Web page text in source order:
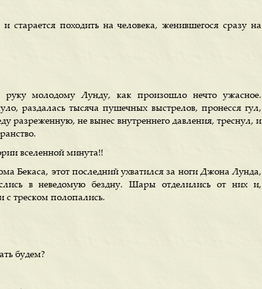
старается походить на человека, женившегося сразу на
молодому Лунду, как произошло нечто ужасное.
раздалась тысяча пушечных выстрелов, пронесся гул,
разреженную, не вынес внутреннего давления, треснул, и
вселенной минута!!
Бекаса, этот последний ухватился за ноги Джона Лунда,
в неведомую бездну. Шары отделились от них и,
с треском полопались.
будем?